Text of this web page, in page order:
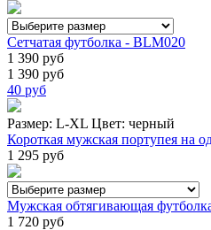
Сетчатая футболка - BLM020
1 390 руб
1 390 руб
40 руб
Размер: L-XL Цвет: черный
Короткая мужская портупея на
1 295 руб
Мужская обтягивающая
1 720 руб